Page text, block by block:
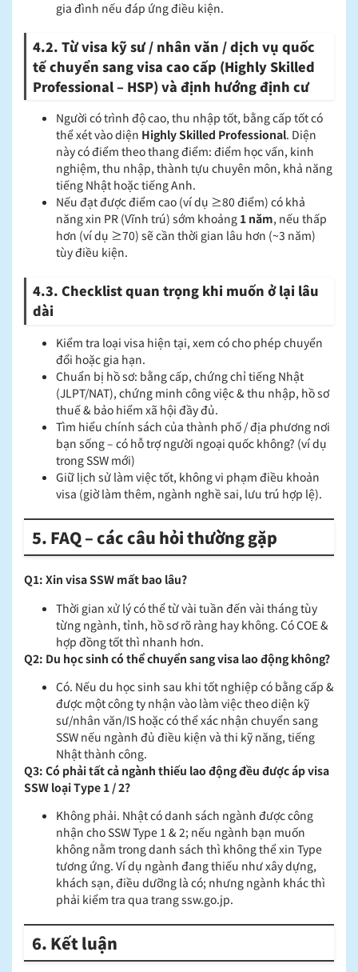
gia đình nếu đáp ứng điều kiện.
4.2. Từ visa kỹ sư / nhân văn / dịch vụ quốc
tế chuyển sang visa cao cấp (Highly Skilled
Professional – HSP) và định hướng định cư
Người có trình độ cao, thu nhập tốt, bằng cấp tốt có
thể xét vào diện Highly Skilled Professional. Diện
này có điểm theo thang điểm: điểm học vấn, kinh
nghiệm, thu nhập, thành tựu chuyên môn, khả năng
tiếng Nhật hoặc tiếng Anh.
Nếu đạt được điểm cao (ví dụ ≥80 điểm) có khả
năng xin PR (Vĩnh trú) sớm khoảng 1 năm, nếu thấp
hơn (ví dụ ≥70) sẽ cần thời gian lâu hơn (~3 năm)
tùy điều kiện.
4.3. Checklist quan trọng khi muốn ở lại lâu
dài
Kiểm tra loại visa hiện tại, xem có cho phép chuyển
đổi hoặc gia hạn.
Chuẩn bị hồ sơ: bằng cấp, chứng chỉ tiếng Nhật
(JLPT/NAT), chứng minh công việc & thu nhập, hồ sơ
thuế & bảo hiểm xã hội đầy đủ.
Tìm hiểu chính sách của thành phố / địa phương nơi
bạn sống – có hỗ trợ người ngoại quốc không? (ví dụ
trong SSW mới)
Giữ lịch sử làm việc tốt, không vi phạm điều khoản
visa (giờ làm thêm, ngành nghề sai, lưu trú hợp lệ).
5. FAQ – các câu hỏi thường gặp
Q1: Xin visa SSW mất bao lâu?
Thời gian xử lý có thể từ vài tuần đến vài tháng tùy
từng ngành, tỉnh, hồ sơ rõ ràng hay không. Có COE &
hợp đồng tốt thì nhanh hơn.
Q2: Du học sinh có thể chuyển sang visa lao động không?
Có. Nếu du học sinh sau khi tốt nghiệp có bằng cấp &
được một công ty nhận vào làm việc theo diện kỹ
sư/nhân văn/IS hoặc có thể xác nhận chuyển sang
SSW nếu ngành đủ điều kiện và thi kỹ năng, tiếng
Nhật thành công.
Q3: Có phải tất cả ngành thiếu lao động đều được áp visa
SSW loại Type 1 / 2?
Không phải. Nhật có danh sách ngành được công
nhận cho SSW Type 1 & 2; nếu ngành bạn muốn
không nằm trong danh sách thì không thể xin Type
tương ứng. Ví dụ ngành đang thiếu như xây dựng,
khách sạn, điều dưỡng là có; nhưng ngành khác thì
phải kiểm tra qua trang ssw.go.jp.
6. Kết luận